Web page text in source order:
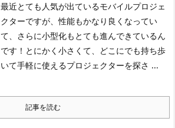
最近とても人気が出ているモバイルプロジェ
クターですが、性能もかなり良くなってい
て、さらに小型化もとても進んできているん
です！とにかく小さくて、どこにでも持ち歩
いて手軽に使えるプロジェクターを探さ ...
記事を読む